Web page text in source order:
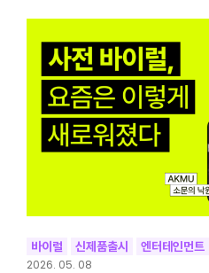
바이럴 신제품출시 엔터테인먼트
2026. 05. 08